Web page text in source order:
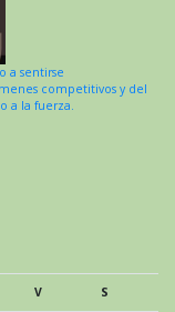
a sentirse
competitivos y del
a la fuerza.
V
S